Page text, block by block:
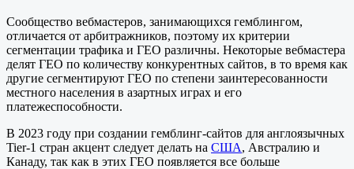
Сообщество вебмастеров, занимающихся гемблингом,
отличается от арбитражников, поэтому их критерии
сегментации трафика и ГЕО различны. Некоторые вебмастера
делят ГЕО по количеству конкурентных сайтов, в то время как
другие сегментируют ГЕО по степени заинтересованности
местного населения в азартных играх и его
платежеспособности.
В 2023 году при создании гемблинг-сайтов для англоязычных
Tier-1 стран акцент следует делать на США, Австралию и
Канаду, так как в этих ГЕО появляется все больше